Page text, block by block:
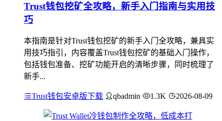
Trust钱包挖矿全攻略，新手入门指南与实用技
巧
本指南是针对Trust钱包挖矿的新手入门全攻略，兼具实
用技巧指引，内容覆盖Trust钱包挖矿的基础入门操作，
包括钱包准备、挖矿功能开启的清晰步骤，同时梳理了
新手...
Trust钱包安卓版下载 qbadmin 1.3K 2026-08-09